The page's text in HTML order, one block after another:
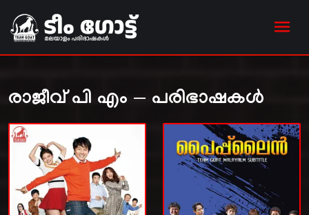
രാജീവ് പി എം — പരിഭാഷകൾ